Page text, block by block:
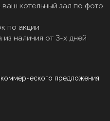
котельный зал по фото
по акции
наличия от 3-х дней
предложения